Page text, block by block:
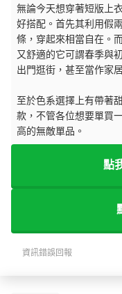
無論今天想穿著短版上
好搭配。首先其利用假
條，穿起來相當自在。
又舒適的它可謂春季與
出門逛街，甚至當作家
至於色系選擇上有帶著
款，不管各位想要單買
高的無敵單品。
點
資訊錯誤回報